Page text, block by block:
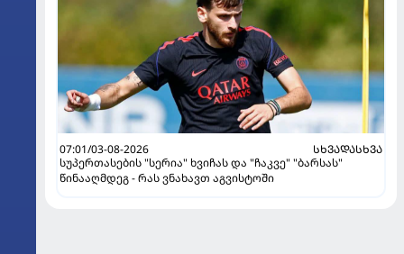
07:01/03-08-2026
ᲡᲮᲕᲐᲓᲐᲡᲮᲕᲐ
სუპერთასების "სერია" ხვიჩას და "ჩაკვე" "ბარსას"
წინააღმდეგ - რას ვნახავთ აგვისტოში